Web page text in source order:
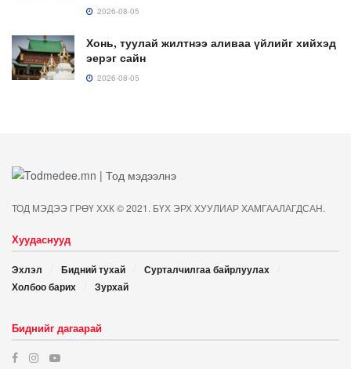
2026-08-05
Хонь, туулай жилтнээ аливаа үйлийг хийхэд
эерэг сайн
2026-08-05
ТОД МЭДЭЭ ГРӨҮ ХХК © 2021. БҮХ ЭРХ ХУУЛИАР ХАМГААЛАГДСАН.
Хуудаснууд
Эхлэл Бидний тухай
Сурталчилгаа байрлуулах
Холбоо барих
Зурхай
Биднийг дагаарай